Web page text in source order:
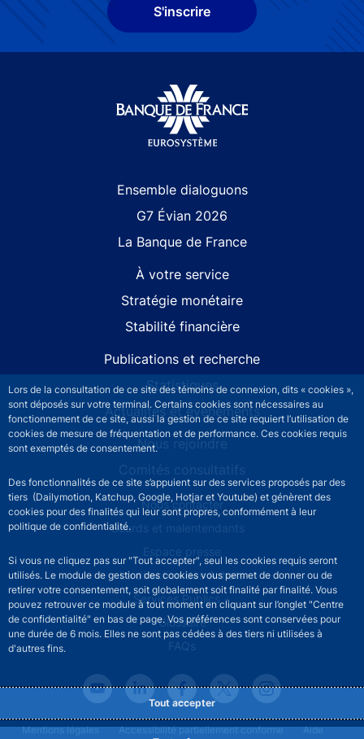
Lors de la consultation de ce site des témoins de connexion, dits « cookies »,
sont déposés sur votre terminal. Certains cookies sont nécessaires au
fonctionnement de ce site, aussi la gestion de ce site requiert l’utilisation de
cookies de mesure de fréquentation et de performance. Ces cookies requis
sont exemptés de consentement.
Des fonctionnalités de ce site s’appuient sur des services proposés par des
tiers (Dailymotion, Katchup, Google, Hotjar et Youtube) et génèrent des
cookies pour des finalités qui leur sont propres, conformément à leur
politique de confidentialité.
Si vous ne cliquez pas sur "Tout accepter", seul les cookies requis seront
utilisés. Le module de gestion des cookies vous permet de donner ou de
retirer votre consentement, soit globalement soit finalité par finalité. Vous
pouvez retrouver ce module à tout moment en cliquant sur l’onglet "Centre
de confidentialité" en bas de page. Vos préférences sont conservées pour
une durée de 6 mois. Elles ne sont pas cédées à des tiers ni utilisées à
d'autres fins.
Tout accepter
S'inscrire
Ensemble dialoguons
G7 Évian 2026
La Banque de France
À votre service
Stratégie monétaire
Stabilité financière
Publications et recherche
Statistiques
Actualités et événements
Nous rejoindre
Comités consultatifs
Footer secondary menuNous contacter
Sourds et malentendants
Espace presse
La direction des Achats
Services Publics +
Glossaire
FAQs
Footer legal notice menu
Mentions légales Accessibilité partiellement conforme Aide